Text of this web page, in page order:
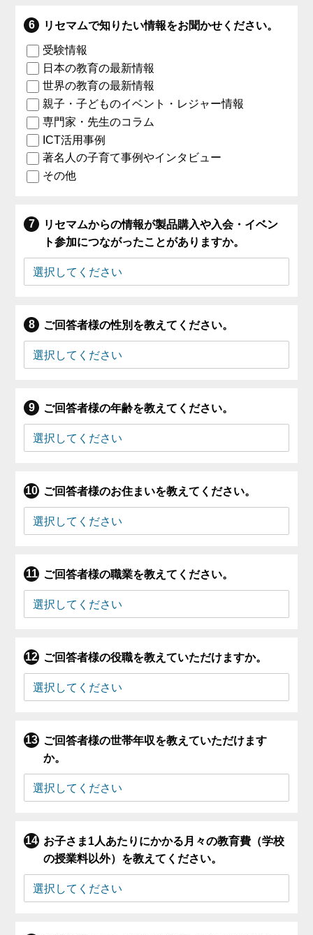
リセマムで知りたい情報をお聞かせください。
受験情報
日本の教育の最新情報
世界の教育の最新情報
親子・子どものイベント・レジャー情報
専門家・先生のコラム
ICT活用事例
著名人の子育て事例やインタビュー
その他
リセマムからの情報が製品購入や入会・イベン
ト参加につながったことがありますか。
ご回答者様の性別を教えてください。
ご回答者様の年齢を教えてください。
ご回答者様のお住まいを教えてください。
ご回答者様の職業を教えてください。
ご回答者様の役職を教えていただけますか。
ご回答者様の世帯年収を教えていただけます
か。
お子さま1人あたりにかかる月々の教育費（学校
の授業料以外）を教えてください。